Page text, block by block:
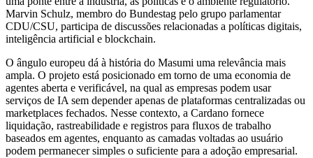
Marvin Schulz, membro do Bundestag pelo grupo parlamentar
CDU/CSU, participa de discussões relacionadas a políticas digitais,
inteligência artificial e blockchain.
O ângulo europeu dá à história do Masumi uma relevância mais
ampla. O projeto está posicionado em torno de uma economia de
agentes aberta e verificável, na qual as empresas podem usar
serviços de IA sem depender apenas de plataformas centralizadas ou
marketplaces fechados. Nesse contexto, a Cardano fornece
liquidação, rastreabilidade e registros para fluxos de trabalho
baseados em agentes, enquanto as camadas voltadas ao usuário
podem permanecer simples o suficiente para a adoção empresarial.